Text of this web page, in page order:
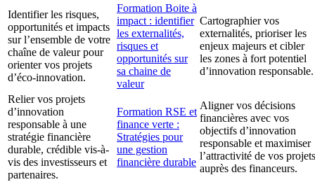
Identifier les risques,
opportunités et impacts
sur l’ensemble de votre
chaîne de valeur pour
orienter vos projets
d’éco-innovation.
Formation Boite à
impact : identifier
les externalités,
risques et
opportunités sur
sa chaine de
valeur
Cartographier vos
externalités, prioriser les
enjeux majeurs et cibler
les zones à fort potentiel
d’innovation responsable.
Relier vos projets
d’innovation
responsable à une
stratégie financière
durable, crédible vis-à-
vis des investisseurs et
partenaires.
Formation RSE et
finance verte :
Stratégies pour
une gestion
financière durable
Aligner vos décisions
financières avec vos
objectifs d’innovation
responsable et maximiser
l’attractivité de vos projets
auprès des financeurs.